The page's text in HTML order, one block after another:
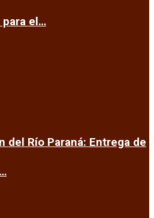
para el…
del Río Paraná: Entrega de